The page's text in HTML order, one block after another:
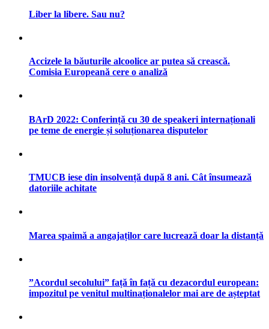
Liber la libere. Sau nu?
Accizele la băuturile alcoolice ar putea să crească.
Comisia Europeană cere o analiză
BArD 2022: Conferință cu 30 de speakeri internaționali
pe teme de energie și soluționarea disputelor
TMUCB iese din insolvență după 8 ani. Cât însumează
datoriile achitate
Marea spaimă a angajaților care lucrează doar la distanță
”Acordul secolului” față în față cu dezacordul european:
impozitul pe venitul multinaționalelor mai are de așteptat